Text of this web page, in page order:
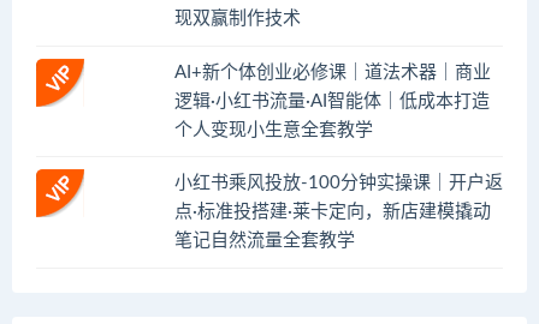
现双赢制作技术
AI+新个体创业必修课｜道法术器｜商业
逻辑·小红书流量·AI智能体｜低成本打造
个人变现小生意全套教学
小红书乘风投放-100分钟实操课｜开户返
点·标准投搭建·莱卡定向，新店建模撬动
笔记自然流量全套教学